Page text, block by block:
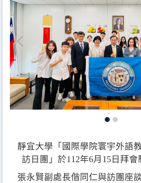
靜宜大學「國際學院寰宇外語
訪日團」於112年6月15日拜會
張永賢副處長偕同仁與訪團座